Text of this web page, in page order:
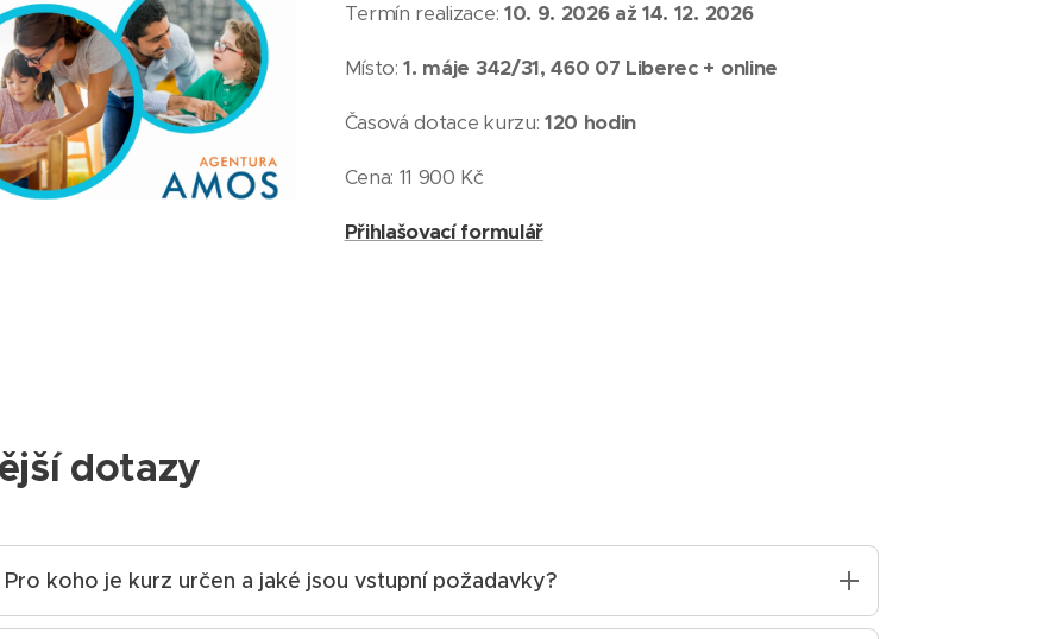
Termín realizace: 10. 9. 2026 až 14. 12. 2026
Místo: 1. máje 342/31, 460 07 Liberec+ online
Časová dotace kurzu: 120 hodin
Cena: 11 900 Kč
Přihlašovací formulář
dotazy
Pro koho je kurz určen a jaké jsou vstupní požadavky?
Kurz Studium pedagogiky pro asistenty pedagoga je určen všem, kteří chtějí získat